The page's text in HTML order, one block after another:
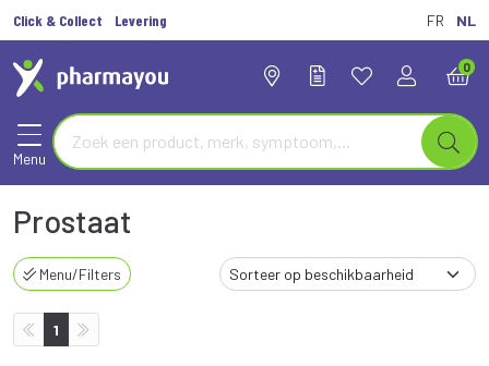
Click & Collect Levering FR NL
0
Menu
Prostaat
Menu/Filters
1